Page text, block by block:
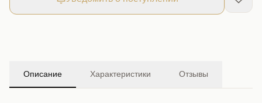
Описание Характеристики Отзывы